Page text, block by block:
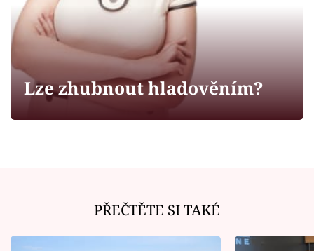
Sledujte prima+
Filmový festival Karlovy Vary
Pořady
Sledujte nás
Lze zhubnout hladověním?
PŘEČTĚTE SI TAKÉ